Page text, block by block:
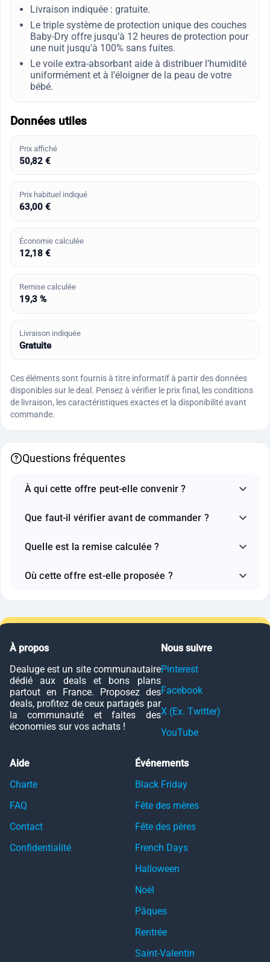
Livraison indiquée : gratuite.
Le triple système de protection unique des couches
Baby-Dry offre jusqu’à 12 heures de protection pour
une nuit jusqu'à 100% sans fuites.
Le voile extra-absorbant aide à distribuer l’humidité
uniformément et à l’éloigner de la peau de votre
bébé.
Données utiles
Prix affiché
50,82 €
Prix habituel indiqué
63,00 €
Économie calculée
12,18 €
Remise calculée
19,3 %
Livraison indiquée
Gratuite
Ces éléments sont fournis à titre informatif à partir des données
disponibles sur le deal. Pensez à vérifier le prix final, les conditions
de livraison, les caractéristiques exactes et la disponibilité avant
commande.
Questions fréquentes
À qui cette offre peut-elle convenir ?
Que faut-il vérifier avant de commander ?
Quelle est la remise calculée ?
Où cette offre est-elle proposée ?
À propos
Dealuge est un site communautaire
dédié aux deals et bons plans
partout en France. Proposez des
deals, profitez de ceux partagés par
la communauté et faites des
économies sur vos achats !
Nous suivre
Pinterest
Facebook
X (Ex. Twitter)
YouTube
Aide
Charte
FAQ
Contact
Confidentialité
Événements
Black Friday
Fête des mères
Fête des pères
French Days
Halloween
Noël
Pâques
Rentrée
Saint-Valentin